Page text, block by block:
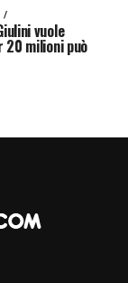
vuole
20 milioni può